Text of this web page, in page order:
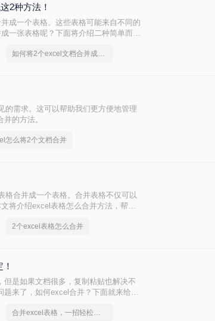
2种方法！
成一个表格。这些表格可能来自不同的
一张表格呢？下面将介绍二种简单而实
如何将2个excel文档合并成一个
的需求。这可以帮助我们更方便地管理
的方法。
怎么将2个文档合并
格合并成一个表格。合并表格不仅可以
将介绍excel表格怎么合并方法，帮助
2个excel表格怎么合并
是如果文档很多，复制粘贴也解决不
来了，如何excel合并？下面就来给大
合并excel表格，一招轻松解决